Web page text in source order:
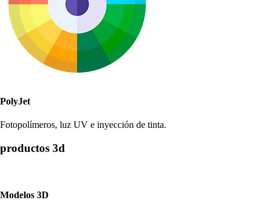
PolyJet
Fotopolímeros, luz UV e inyección de tinta.
productos 3d
Modelos 3D